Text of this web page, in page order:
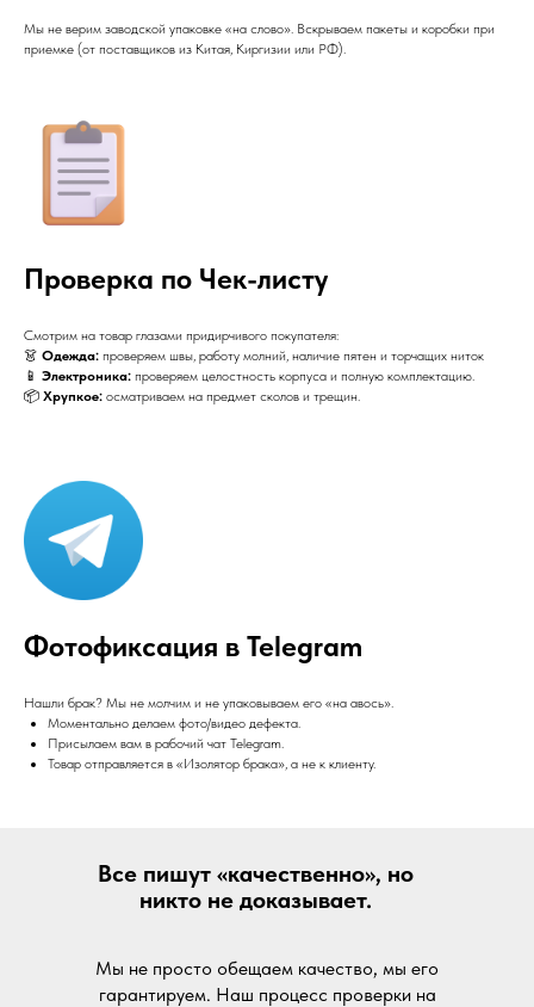
Мы не верим заводской упаковке «на слово». Вскрываем пакеты и коробки при
приемке (от поставщиков из Китая, Киргизии или РФ).
Проверка по Чек-листу
Смотрим на товар глазами придирчивого покупателя:
👗 Одежда: проверяем швы, работу молний, наличие пятен и торчащих ниток
📱 Электроника: проверяем целостность корпуса и полную комплектацию.
📦 Хрупкое: осматриваем на предмет сколов и трещин.
Фотофиксация в Telegram
Нашли брак? Мы не молчим и не упаковываем его «на авось».
Моментально делаем фото/видео дефекта.
Присылаем вам в рабочий чат Telegram.
Товар отправляется в «Изолятор брака», а не к клиенту.
Все пишут «качественно», но
никто не доказывает.
Мы не просто обещаем качество, мы его
гарантируем. Наш процесс проверки на